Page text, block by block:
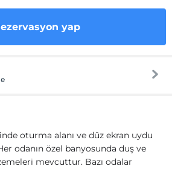
yap
oturma alanı ve düz ekran uydu
odanın özel banyosunda duş ve
mevcuttur. Bazı odalar